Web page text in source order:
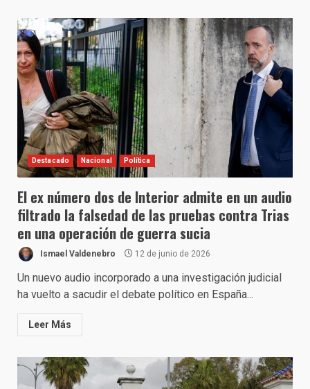
Destacado Nacional Política
El ex número dos de Interior admite en un audio
filtrado la falsedad de las pruebas contra Trias
en una operación de guerra sucia
Ismael Valdenebro 12 de junio de 2026
Un nuevo audio incorporado a una investigación judicial
ha vuelto a sacudir el debate político en España...
Leer Más